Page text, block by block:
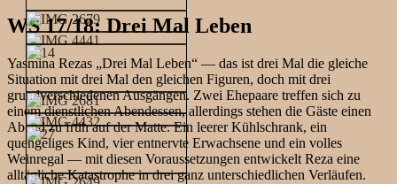
WS 17/18: Drei Mal Leben
Yasmina Rezas „Drei Mal Leben“ — das ist drei Mal die gleiche
Situation mit drei Mal den gleichen Figuren, doch mit drei
grundverschiedenen Ausgängen. Zwei Ehepaare treffen sich zu
einem dienstlichen Abendessen, allerdings stehen die Gäste einen
Abend zu früh auf der Matte. Ein leerer Kühlschrank, ein
quengeliges Kind, vier entnervte Erwachsene und ein volles
Weinregal — mit diesen Voraussetzungen entwickelt Reza eine
alltägliche Katastrophe in drei ganz unterschiedlichen Verläufen.